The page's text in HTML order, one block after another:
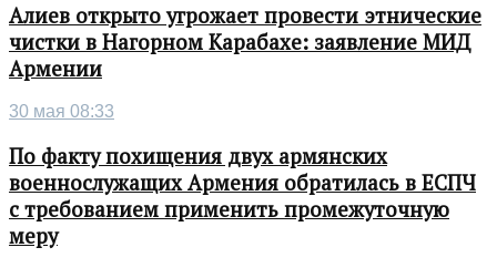
Алиев открыто угрожает провести этнические
чистки в Нагорном Карабахе: заявление МИД
Армении
30 мая 08:33
По факту похищения двух армянских
военнослужащих Армения обратилась в ЕСПЧ
с требованием применить промежуточную
меру